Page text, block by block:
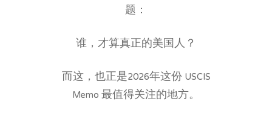
题：
谁，才算真正的美国人？
而这，也正是2026年这份USCIS
Memo最值得关注的地方。